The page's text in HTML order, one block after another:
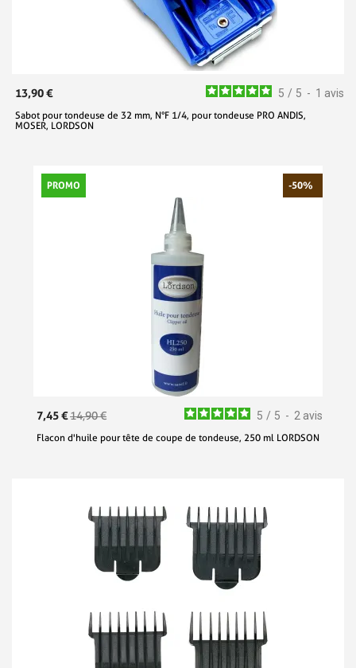
5 / 5 - 1 avis
13,90 €
Sabot pour tondeuse de 32 mm, N°F 1/4, pour tondeuse PRO ANDIS,
MOSER, LORDSON
PROMO -50%
5 / 5 - 2 avis
7,45 €14,90 €
Flacon d'huile pour tête de coupe de tondeuse, 250 ml LORDSON